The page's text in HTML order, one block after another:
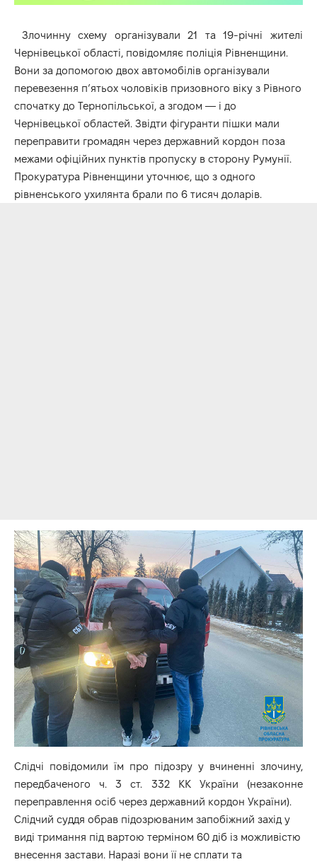
Злочинну схему організували 21 та 19-річні жителі
Чернівецької області, повідомляє поліція Рівненщини.
Вони за допомогою двох автомобілів організували
перевезення п’ятьох чоловіків призовного віку з Рівного
спочатку до Тернопільської, а згодом — і до
Чернівецької областей. Звідти фігуранти пішки мали
переправити громадян через державний кордон поза
межами офіційних пунктів пропуску в сторону Румунії.
Прокуратура Рівненщини уточнює, що з одного
рівненського ухилянта брали по 6 тисяч доларів.
Слідчі повідомили їм про підозру у вчиненні злочину,
передбаченого ч. 3 ст. 332 КК України (незаконне
переправлення осіб через державний кордон України).
Слідчий суддя обрав підозрюваним запобіжний захід у
виді тримання під вартою терміном 60 діб із можливістю
внесення застави. Наразі вони її не сплати та